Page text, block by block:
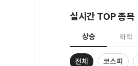
실시간 TOP 종목
상승 하락
전체 코스피